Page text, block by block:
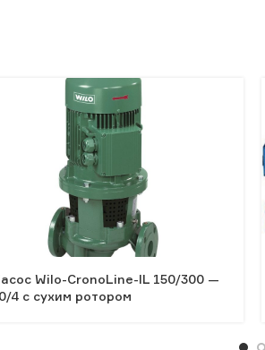
Wilo-CronoLine-IL 150/300 —
4 с сухим ротором